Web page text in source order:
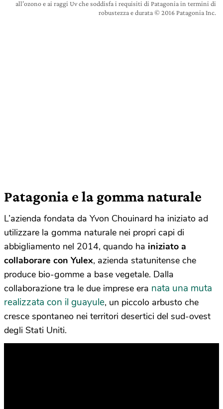
all’ozono e ai raggi Uv che soddisfa i requisiti di Patagonia in termini di
robustezza e durata © 2016 Patagonia Inc.
Patagonia e la gomma naturale
L’azienda fondata da Yvon Chouinard ha iniziato ad
utilizzare la gomma naturale nei propri capi di
abbigliamento nel 2014, quando ha iniziato a
collaborare con Yulex, azienda statunitense che
produce bio-gomme a base vegetale. Dalla
collaborazione tra le due imprese era nata una muta
realizzata con il guayule, un piccolo arbusto che
cresce spontaneo nei territori desertici del sud-ovest
degli Stati Uniti.